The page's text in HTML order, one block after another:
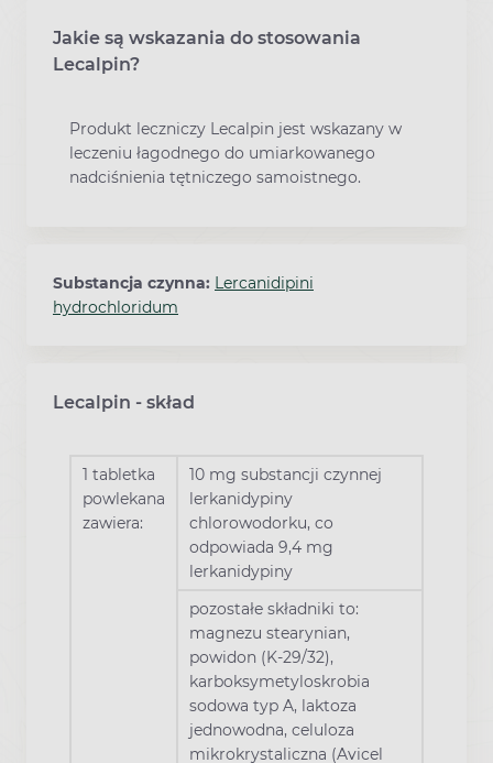
Jakie są wskazania do stosowania
Lecalpin?
Produkt leczniczy Lecalpin jest wskazany w
leczeniu łagodnego do umiarkowanego
nadciśnienia tętniczego samoistnego.
Substancja czynna: Lercanidipini
hydrochloridum
Lecalpin - skład
1 tabletka
powlekana
zawiera:
10 mg substancji czynnej
lerkanidypiny
chlorowodorku, co
odpowiada 9,4 mg
lerkanidypiny
pozostałe składniki to:
magnezu stearynian,
powidon (K-29/32),
karboksymetyloskrobia
sodowa typ A, laktoza
jednowodna, celuloza
mikrokrystaliczna (Avicel